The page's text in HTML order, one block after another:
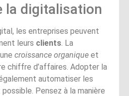
la digitalisation
les entreprises peuvent
leurs clients. La
croissance organique et
chiffre d’affaires. Adopter la
automatiser les
Pensez à la manière